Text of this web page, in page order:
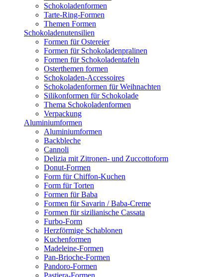
Schokoladenformen
Tarte-Ring-Formen
Themen Formen
Schokoladenutensilien
Formen für Ostereier
Formen für Schokoladenpralinen
Formen für Schokoladentafeln
Osterthemen formen
Schokoladen-Accessoires
Schokoladenformen für Weihnachten
Silikonformen für Schokolade
Thema Schokoladenformen
Verpackung
Aluminiumformen
Aluminiumformen
Backbleche
Cannoli
Delizia mit Zitronen- und Zuccottoform
Donut-Formen
Form für Chiffon-Kuchen
Form für Torten
Formen für Baba
Formen für Savarin / Baba-Creme
Formen für sizilianische Cassata
Furbo-Form
Herzförmige Schablonen
Kuchenformen
Madeleine-Formen
Pan-Brioche-Formen
Pandoro-Formen
Pastiera-Formen